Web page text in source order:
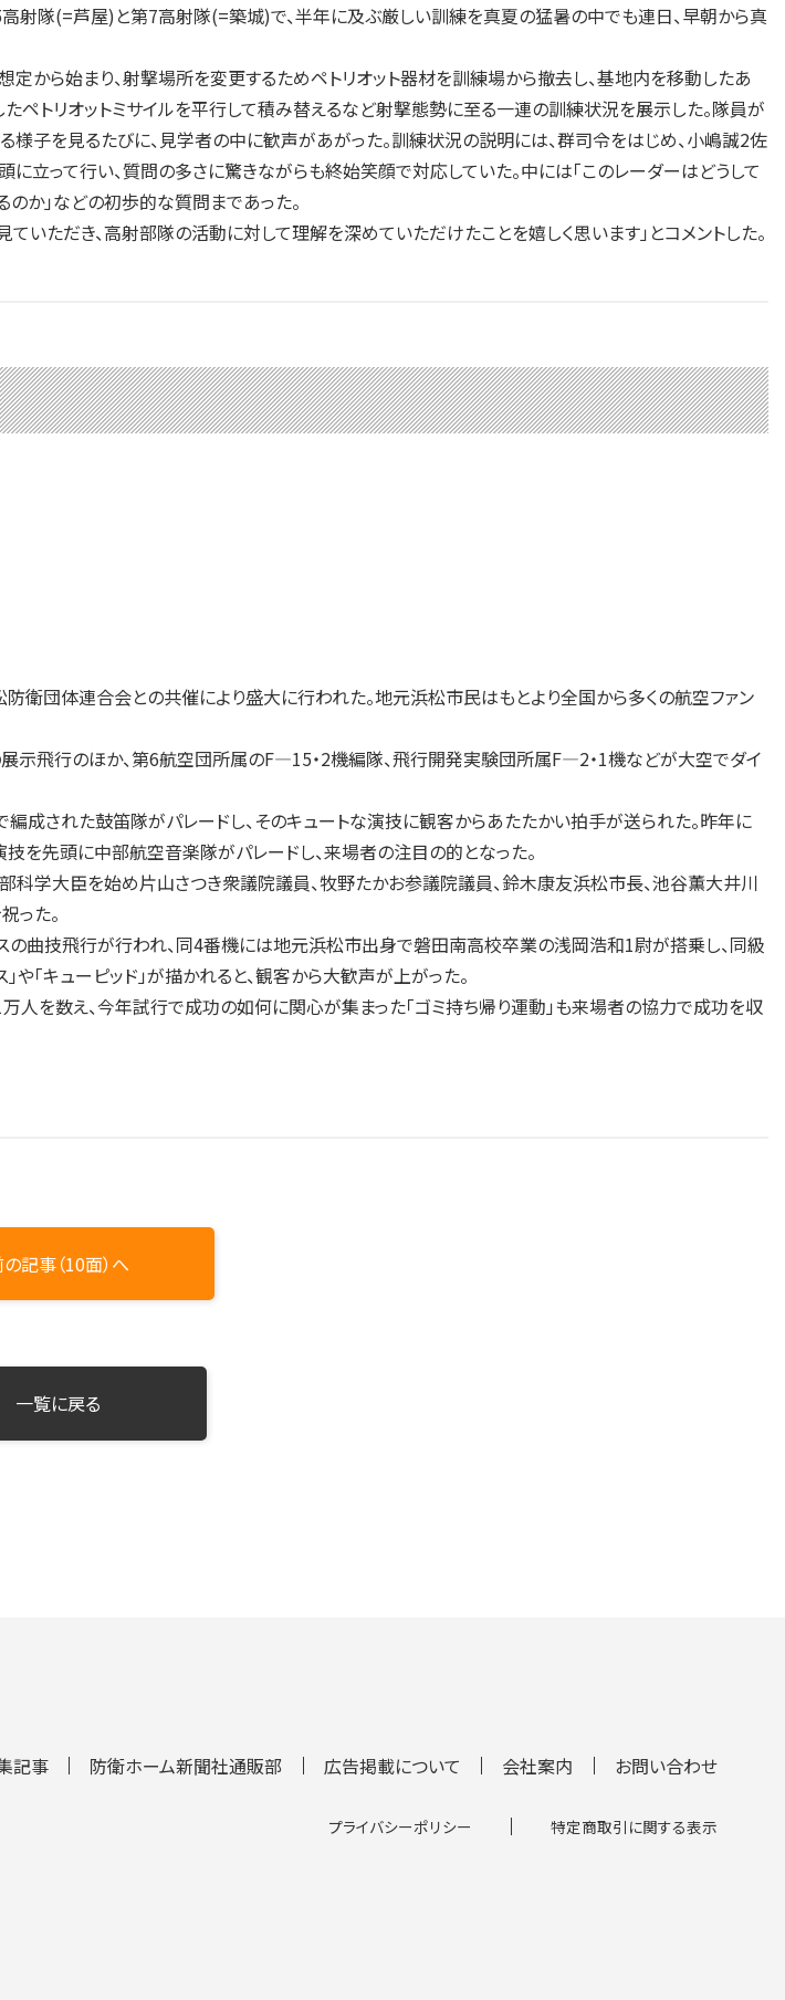
射隊(=芦屋)と第7高射隊(=築城)で、半年に及ぶ厳しい訓練を真夏の猛暑の中でも連日、早朝から真
定から始まり、射撃場所を変更するためペトリオット器材を訓練場から撤去し、基地内を移動したあ
たペトリオットミサイルを平行して積み替えるなど射撃態勢に至る一連の訓練状況を展示した。隊員が
様子を見るたびに、見学者の中に歓声があがった。訓練状況の説明には、群司令をはじめ、小嶋誠2佐
って行い、質問の多さに驚きながらも終始笑顔で対応していた。中には「このレーダーはどうして
のか」などの初歩的な質問まであった。
いただき、高射部隊の活動に対して理解を深めていただけたことを嬉しく思います」とコメントした。
衛団体連合会との共催により盛大に行われた。地元浜松市民はもとより全国から多くの航空ファン
示飛行のほか、第6航空団所属のF―15・2機編隊、飛行開発実験団所属F―2・1機などが大空でダイ
成された鼓笛隊がパレードし、そのキュートな演技に観客からあたたかい拍手が送られた。昨年に
を先頭に中部航空音楽隊がパレードし、来場者の注目の的となった。
学大臣を始め片山さつき衆議院議員、牧野たかお参議院議員、鈴木康友浜松市長、池谷薫大井川
った。
の曲技飛行が行われ、同4番機には地元浜松市出身で磐田南高校卒業の浅岡浩和1尉が搭乗し、同級
「キューピッド」が描かれると、観客から大歓声が上がった。
を数え、今年試行で成功の如何に関心が集まった「ゴミ持ち帰り運動」も来場者の協力で成功を収
記事（10面）へ
一覧に戻る
記事 防衛ホーム新聞社通販部 広告掲載について 会社案内 お問い合わせ
プライバシーポリシー 特定商取引に関する表示